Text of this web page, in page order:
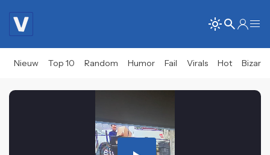
Nieuw Top 10 Random Humor Fail Virals Hot Bizar